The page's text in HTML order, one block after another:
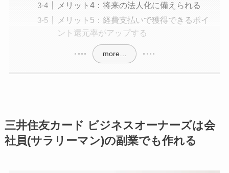
メリット4：将来の法人化に備えられる
メリット5：経費支払いで獲得できるポイ
ント還元率がアップする
more…
三井住友カード ビジネスオーナーズは会
社員(サラリーマン)の副業でも作れる